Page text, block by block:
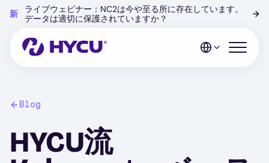
content
新
ライブウェビナー：NC2は今や至る所に存在しています。
データは適切に保護されていますか？
→
Open
Blog
HYCU流